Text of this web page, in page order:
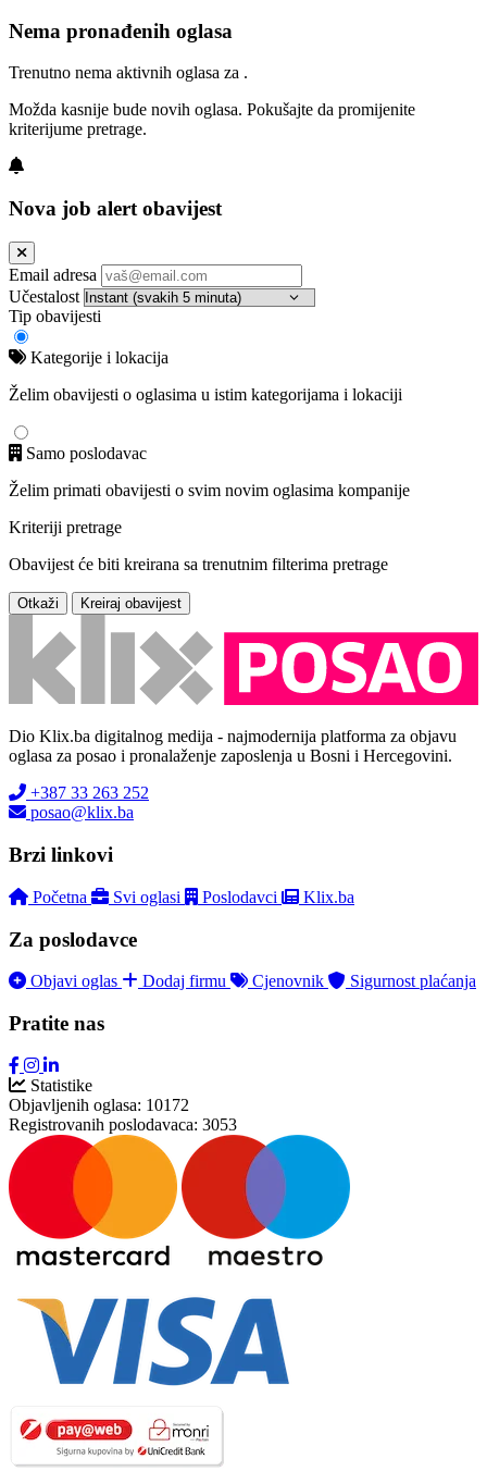
Nema pronađenih oglasa
Trenutno nema aktivnih oglasa za .
Možda kasnije bude novih oglasa. Pokušajte da promijenite
kriterijume pretrage.
Nova job alert obavijest
Email adresa
Učestalost
Tip obavijesti
Kategorije i lokacija
Želim obavijesti o oglasima u istim kategorijama i lokaciji
Samo poslodavac
Želim primati obavijesti o svim novim oglasima kompanije
Kriteriji pretrage
Obavijest će biti kreirana sa trenutnim filterima pretrage
Otkaži Kreiraj obavijest
Dio Klix.ba digitalnog medija - najmodernija platforma za objavu
oglasa za posao i pronalaženje zaposlenja u Bosni i Hercegovini.
+387 33 263 252
posao@klix.ba
Brzi linkovi
Početna Svi oglasi Poslodavci Klix.ba
Za poslodavce
Objavi oglas Dodaj firmu Cjenovnik Sigurnost plaćanja
Pratite nas
Statistike
Objavljenih oglasa: 10172
Registrovanih poslodavaca: 3053